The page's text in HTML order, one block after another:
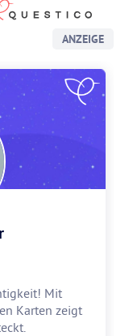
ANZEIGE
Mit
Karten zeigt